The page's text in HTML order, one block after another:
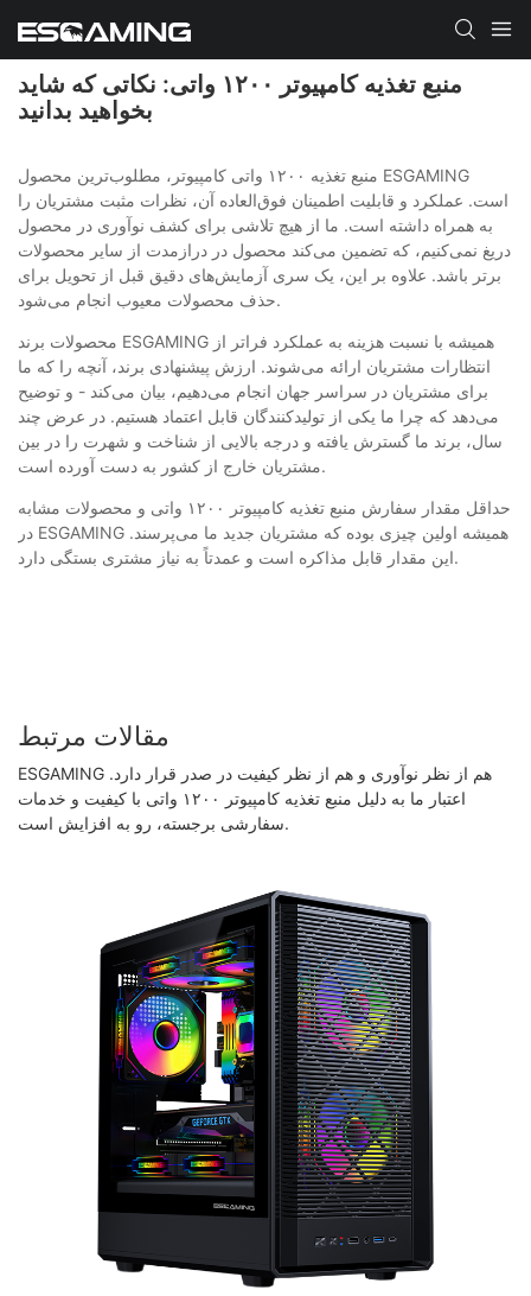
منبع تغذیه کامپیوتر ۱۲۰۰ واتی: نکاتی که شاید
بخواهید بدانید
منبع تغذیه ۱۲۰۰ واتی کامپیوتر، مطلوب‌ترین محصول ESGAMING
است. عملکرد و قابلیت اطمینان فوق‌العاده آن، نظرات مثبت مشتریان را
به همراه داشته است. ما از هیچ تلاشی برای کشف نوآوری در محصول
دریغ نمی‌کنیم، که تضمین می‌کند محصول در درازمدت از سایر محصولات
برتر باشد. علاوه بر این، یک سری آزمایش‌های دقیق قبل از تحویل برای
حذف محصولات معیوب انجام می‌شود.
محصولات برند ESGAMING همیشه با نسبت هزینه به عملکرد فراتر از
انتظارات مشتریان ارائه می‌شوند. ارزش پیشنهادی برند، آنچه را که ما
برای مشتریان در سراسر جهان انجام می‌دهیم، بیان می‌کند - و توضیح
می‌دهد که چرا ما یکی از تولیدکنندگان قابل اعتماد هستیم. در عرض چند
سال، برند ما گسترش یافته و درجه بالایی از شناخت و شهرت را در بین
مشتریان خارج از کشور به دست آورده است.
حداقل مقدار سفارش منبع تغذیه کامپیوتر ۱۲۰۰ واتی و محصولات مشابه
در ESGAMING همیشه اولین چیزی بوده که مشتریان جدید ما می‌پرسند.
این مقدار قابل مذاکره است و عمدتاً به نیاز مشتری بستگی دارد.
مقالات مرتبط
ESGAMING هم از نظر نوآوری و هم از نظر کیفیت در صدر قرار دارد.
اعتبار ما به دلیل منبع تغذیه کامپیوتر ۱۲۰۰ واتی با کیفیت و خدمات
سفارشی برجسته، رو به افزایش است.